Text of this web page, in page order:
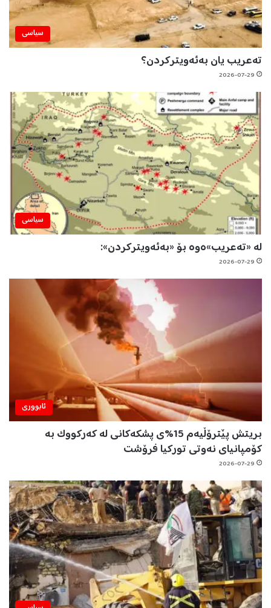
سیاسی
تەعریب یان بەئەویترکردن؟
2026-07-29
سیاسی
لە «تەعریب»ەوە بۆ «بەئەویترکردن»:
2026-07-29
ئابووری
بریتش پێترۆڵیەم 15%ی پشکەکانی لە کەرکووک بە
کۆمپانیای نەوتی تورکیا فرۆشت
2026-07-29